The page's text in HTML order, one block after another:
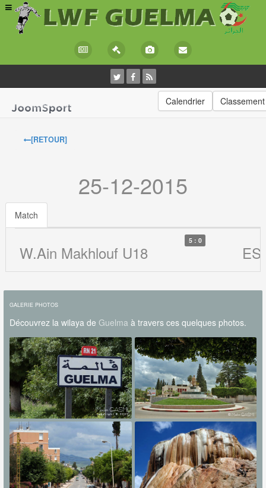
Calendrier Classement
[RETOUR]
25-12-2015
Match
W.Ain Makhlouf U18
5 : 0
GALERIE PHOTOS
Découvrez la wilaya de Guelma à travers ces quelques photos.